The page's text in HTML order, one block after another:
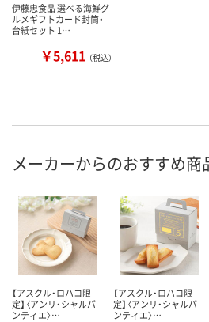
伊藤忠食品 選べる海鮮グ
ルメギフトカード封筒・
台紙セット 1…
￥5,611 （税込）
メーカーからのおすすめ商
【アスクル・ロハコ限
定】〈アンリ・シャルパ
ンティエ〉…
【アスクル・ロハコ限
定】〈アンリ・シャルパ
ンティエ〉…